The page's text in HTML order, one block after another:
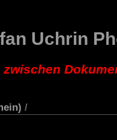
Uchrin
/